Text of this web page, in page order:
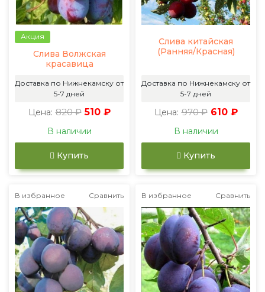
Акция
Слива Волжская
красавица
Доставка по Нижнекамску от
5-7 дней
Цена: 820 ₽ 510 ₽
В наличии
Купить
Слива китайская
(Ранняя/Красная)
Доставка по Нижнекамску от
5-7 дней
Цена: 970 ₽ 610 ₽
В наличии
Купить
В избранное Сравнить В избранное Сравнить